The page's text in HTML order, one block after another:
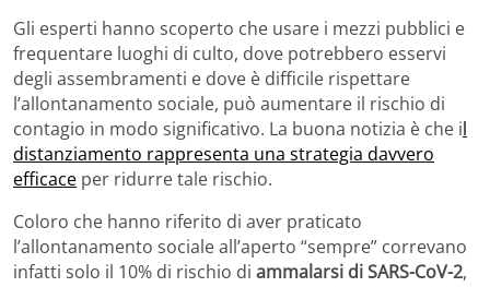
Gli esperti hanno scoperto che usare i mezzi pubblici e
frequentare luoghi di culto, dove potrebbero esservi
degli assembramenti e dove è difficile rispettare
l’allontanamento sociale, può aumentare il rischio di
contagio in modo significativo. La buona notizia è che il
distanziamento rappresenta una strategia davvero
efficace per ridurre tale rischio.
Coloro che hanno riferito di aver praticato
l’allontanamento sociale all’aperto “sempre” correvano
infatti solo il 10% di rischio di ammalarsi di SARS-CoV-2,